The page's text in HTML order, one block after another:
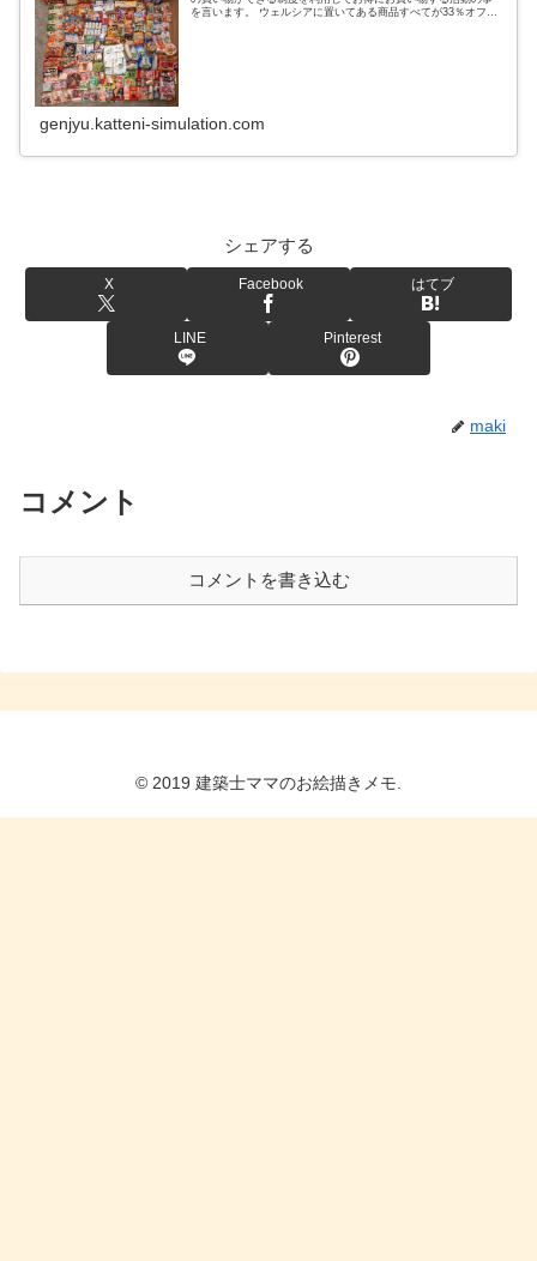
を言います。 ウェルシアに置いてある商品すべてが33％オフに
genjyu.katteni-simulation.com
シェアする
X Facebook はてブ
LINE Pinterest
maki
コメント
コメントを書き込む
© 2019 建築士ママのお絵描きメモ.